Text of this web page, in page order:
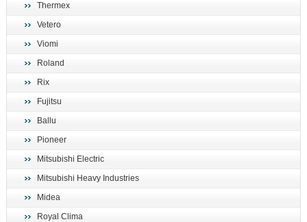
Thermex
Vetero
Viomi
Roland
Rix
Fujitsu
Ballu
Pioneer
Mitsubishi Electric
Mitsubishi Heavy Industries
Midea
Royal Clima